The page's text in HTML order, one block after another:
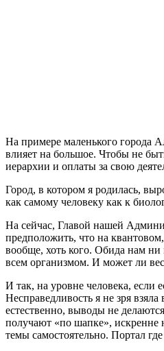
На примере маленького города
влияет на большое. Чтобы не
иерархии и оплаты за свою
Город, в котором я родилась,
как самому человеку как к
На сейчас, Главой нашей
предположить, что на
вообще, хоть кого. Обида нам ни
всем организмом. И может ли
И так, на уровне человека, если
Несправедливость я не зря
естественно, выводы не
получают «по шапке», искренне
темы самостоятельно. Портал